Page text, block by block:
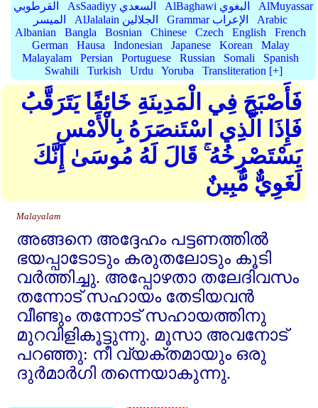
القرطوبي AsSaadiyy السعدي AlBaghawi البغوي
AlMuyassar
الميسر
AlJalalain الجلالين Grammar الإعراب
Arabic
Albanian
Bangla Bosnian Chinese Czech English
French
German
Hausa Indonesian Japanese Korean
Malay
Malayalam
Persian Portuguese Russian Somali
Spanish
Swahili
Turkish Urdu Yoruba Transliteration [+]
فَأَصْبَحَ فِي الْمَدِينَةِ خَائِفًا يَتَرَقَّبُ
فَإِذَا الَّذِي اسْتَنصَرَهُ بِالْأَمْسِ
يَسْتَصْرِخُهُ ۚ قَالَ لَهُ مُوسَىٰ إِنَّكَ
لَغَوِيٌّ مُّبِينٌ
Malayalam
അങ്ങനെ അദ്ദേഹം പട്ടണത്തില്‍
ഭയപ്പാടോടും കരുതലോടും കൂടി
വര്‍ത്തിച്ചു. അപ്പോഴതാ തലേദിവസം
തന്നോട്‌ സഹായം തേടിയവന്‍
വീണ്ടും തന്നോട്‌ സഹായത്തിനു
മുറവിളികൂട്ടുന്നു. മൂസാ അവനോട്‌
പറഞ്ഞു: നീ വ്യക്തമായും ഒരു
ദുര്‍മാര്‍ഗി തന്നെയാകുന്നു.